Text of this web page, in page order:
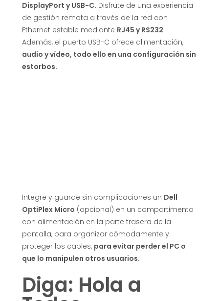
DisplayPort y USB-C. Disfrute de una experiencia
de gestión remota a través de la red con
Ethernet estable mediante RJ45 y RS232.
Además, el puerto USB-C ofrece alimentación,
audio y vídeo, todo ello en una configuración sin
estorbos.
Integre y guarde sin complicaciones un Dell
OptiPlex Micro (opcional) en un compartimento
con alimentación en la parte trasera de la
pantalla, para organizar cómodamente y
proteger los cables, para evitar perder el PC o
que lo manipulen otros usuarios.
Diga: Hola a